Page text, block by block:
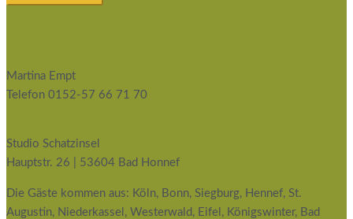
Martina Empt
Telefon 0152-57 66 71 70
Studio Schatzinsel
Hauptstr. 26 | 53604 Bad Honnef
Die Gäste kommen aus: Köln, Bonn, Siegburg, Hennef, St.
Augustin, Niederkassel, Westerwald, Eifel, Königswinter, Bad